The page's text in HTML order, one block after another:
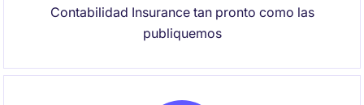
Contabilidad Insurance tan pronto como las
publiquemos